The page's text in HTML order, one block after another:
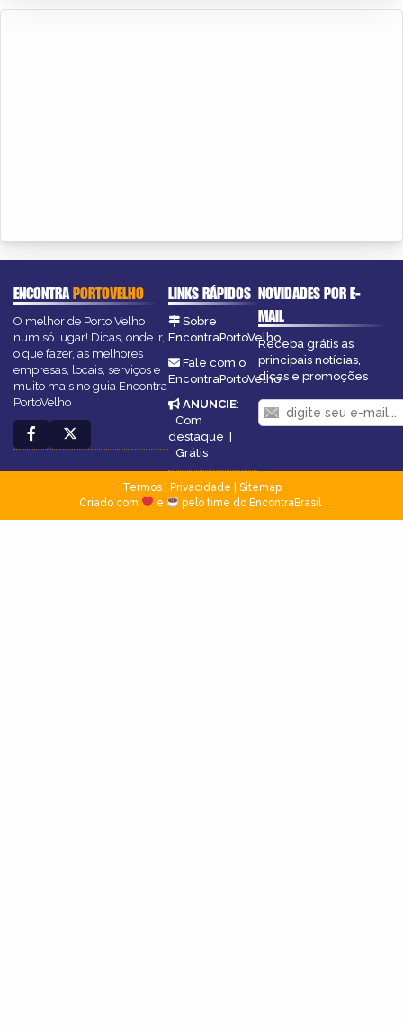
ENCONTRAPORTOVELHO
O melhor de Porto Velho
num só lugar! Dicas, onde ir,
o que fazer, as melhores
empresas, locais, serviços e
muito mais no guia Encontra
PortoVelho
LINKS RÁPIDOS
Sobre
EncontraPortoVelho
Fale com o
EncontraPortoVelho
ANUNCIE:
Com
destaque |
Grátis
NOVIDADES POR E-
MAIL
Receba grátis as
principais notícias,
dicas e promoções
Termos| Privacidade
Sitemap
Criado com
e pelo time do EncontraBrasil